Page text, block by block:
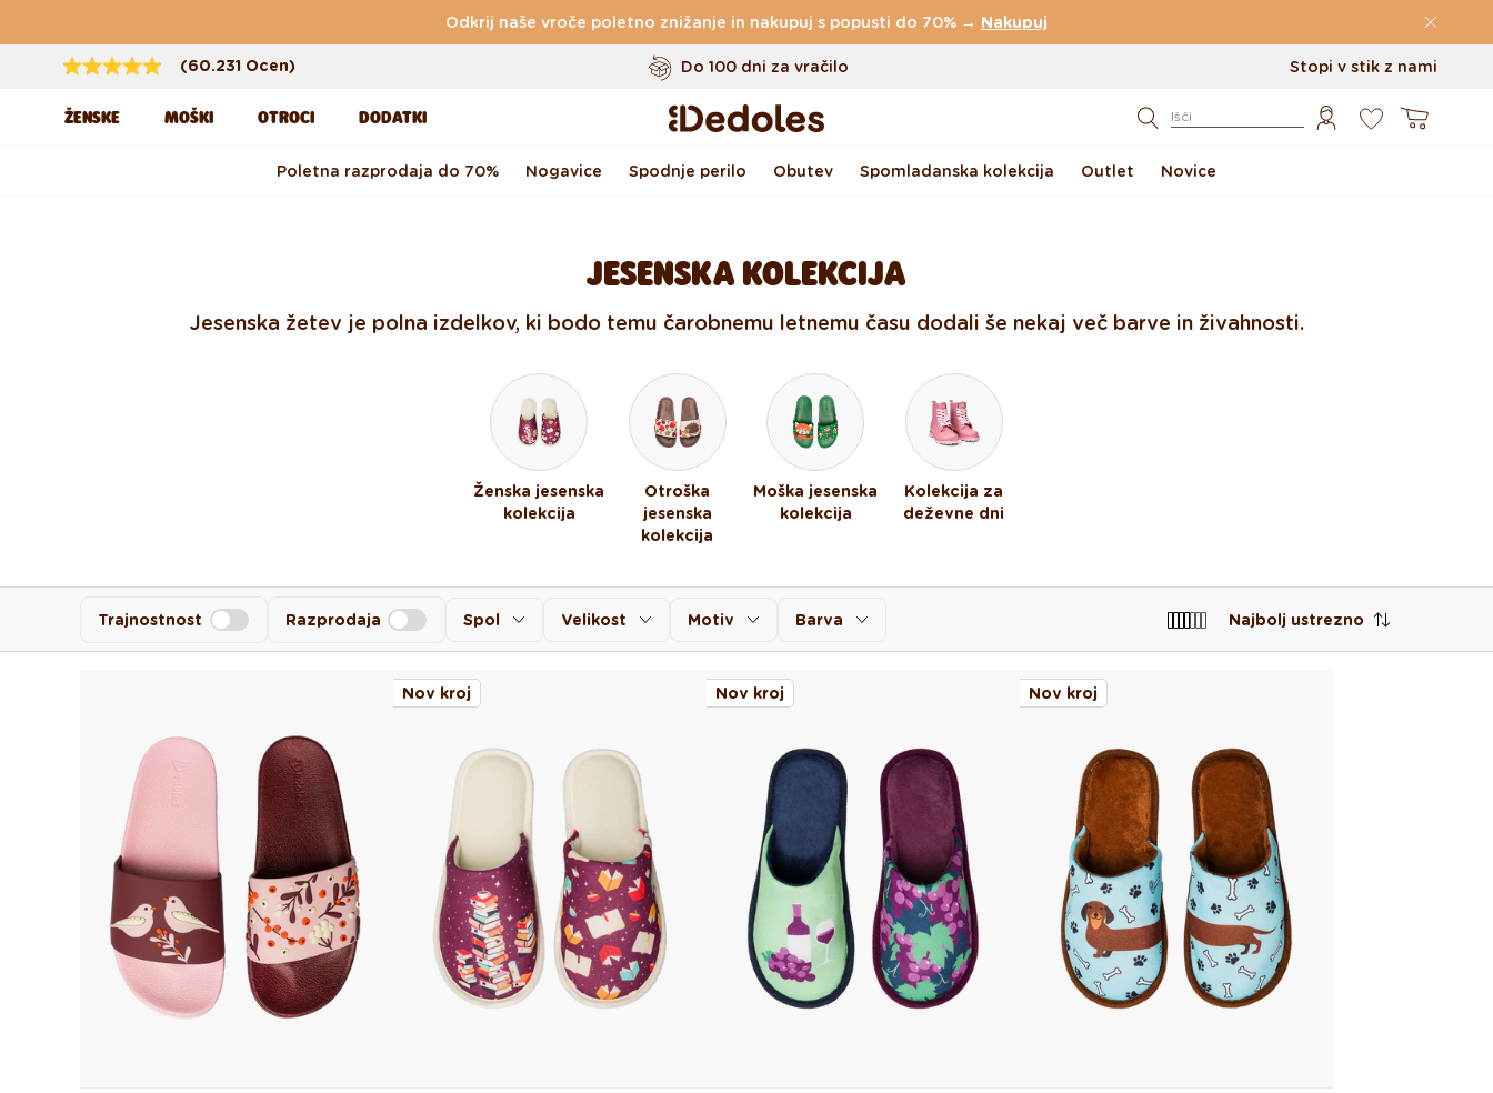
Odkrij naše vroče poletno znižanje in nakupuj s popusti do 70% → Nakupuj
(60.231 Ocen)
Do 100 dni za vračilo
Izvirni dizajn ustvarjen pri nas
Hitro odpošiljanje v <48 urah
Stopi v stik z nami
ŽENSKE MOŠKI OTROCI DODATKI Išči Košarica
Poletna razprodaja do 70% Nogavice Spodnje perilo Obutev Spomladanska kolekcija Outlet Novice
JESENSKA KOLEKCIJA
Jesenska žetev je polna izdelkov, ki bodo temu čarobnemu letnemu času dodali še nekaj več barve in živahnosti.
Ženska jesenska
kolekcija
Otroška
jesenska
kolekcija
Moška jesenska
kolekcija
Kolekcija za
deževne dni
Spol Velikost Motiv Barva
Trajnostnost Razprodaja Najbolj ustrezno
Nov kroj Nov kroj Nov kroj